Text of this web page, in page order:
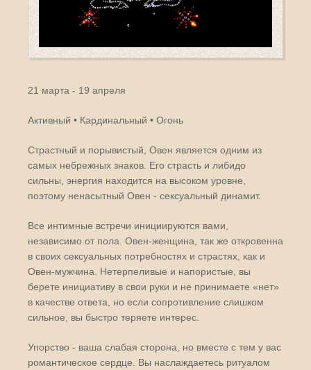
21 марта - 19 апреля
Активный • Кардинальный • Огонь
Страстный и порывистый, Овен является одним из
самых небрежных знаков. Его страсть и либидо
сильны, энергия находится на высоком уровне,
поэтому ненасытный Овен - сексуальный динамит.
Все интимные встречи инициируются вами,
независимо от пола. Овен-женщина, так же откровенна
в своих сексуальных потребностях и страстях, как и
Овен-мужчина. Нетерпеливые и напористые, вы
берете инициативу в свои руки и не принимаете «нет»
в качестве ответа, но если сопротивление слишком
сильное, вы быстро теряете интерес.
Упорство - ваша слабая сторона, но вместе с тем у вас
романтическое сердце. Вы наслаждаетесь ритуалом